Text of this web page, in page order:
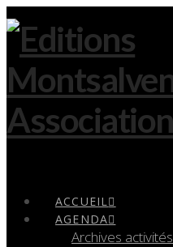
ACCUEIL
AGENDA
Archives activités